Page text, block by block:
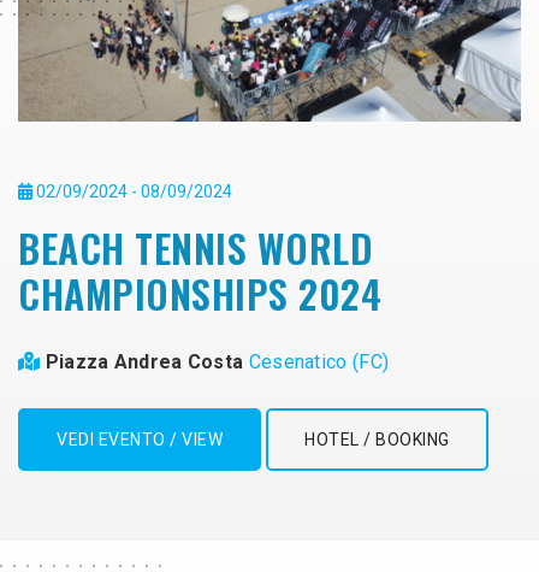
02/09/2024 - 08/09/2024
BEACH TENNIS WORLD
CHAMPIONSHIPS 2024
Piazza Andrea Costa Cesenatico (FC)
VEDI EVENTO / VIEW HOTEL / BOOKING